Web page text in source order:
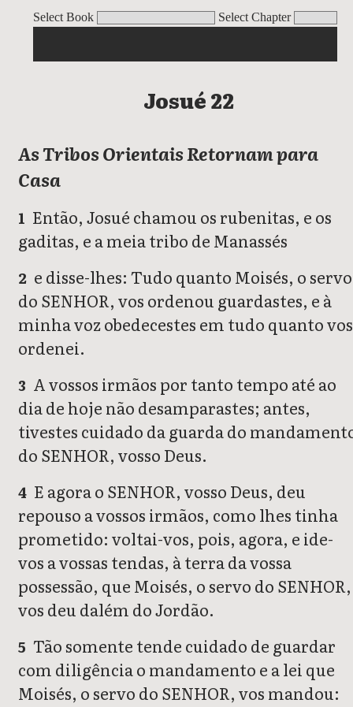
Select Book Select Chapter
Josué 22
As Tribos Orientais Retornam para
Casa
1 Então, Josué chamou os rubenitas, e os
gaditas, e a meia tribo de Manassés
2 e disse-lhes: Tudo quanto Moisés, o servo
do SENHOR, vos ordenou guardastes, e à
minha voz obedecestes em tudo quanto vos
ordenei.
3 A vossos irmãos por tanto tempo até ao
dia de hoje não desamparastes; antes,
tivestes cuidado da guarda do
do SENHOR, vosso Deus.
4 E agora o SENHOR, vosso Deus, deu
repouso a vossos irmãos, como lhes tinha
prometido: voltai-vos, pois, agora, e ide-
vos a vossas tendas, à terra da vossa
possessão, que Moisés, o servo do SENHOR,
vos deu dalém do Jordão.
5 Tão somente tende cuidado de guardar
com diligência o mandamento e a lei que
Moisés, o servo do SENHOR, vos mandou: